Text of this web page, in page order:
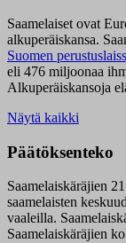
Saamelaiset ovat
alkuperäiskansa.
Suomen
eli 476 miljoonaa
Alkuperäiskansoja
Näytä kaikki
Päätöksenteko
Saamelaiskäräjien
saamelaisten
vaaleilla.
Saamelaiskäräjien